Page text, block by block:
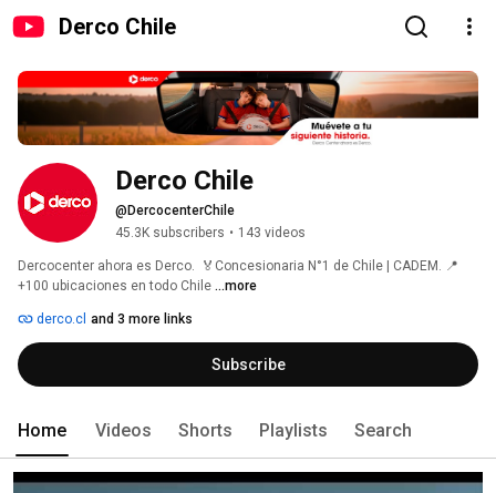
Derco Chile
Derco Chile
@DercocenterChile
45.3K subscribers • 143 videos
Dercocenter ahora es Derco.  🏅Concesionaria N°1 de Chile | CADEM. 📍
+100 ubicaciones en todo Chile ...more
derco.cl and 3 more links
Subscribe
Home Videos Shorts Playlists Search